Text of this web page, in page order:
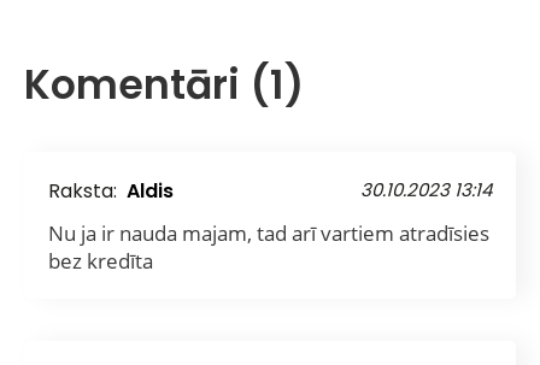
Komentāri (1)
Raksta: Aldis 30.10.2023 13:14
Nu ja ir nauda majam, tad arī vartiem atradīsies
bez kredīta